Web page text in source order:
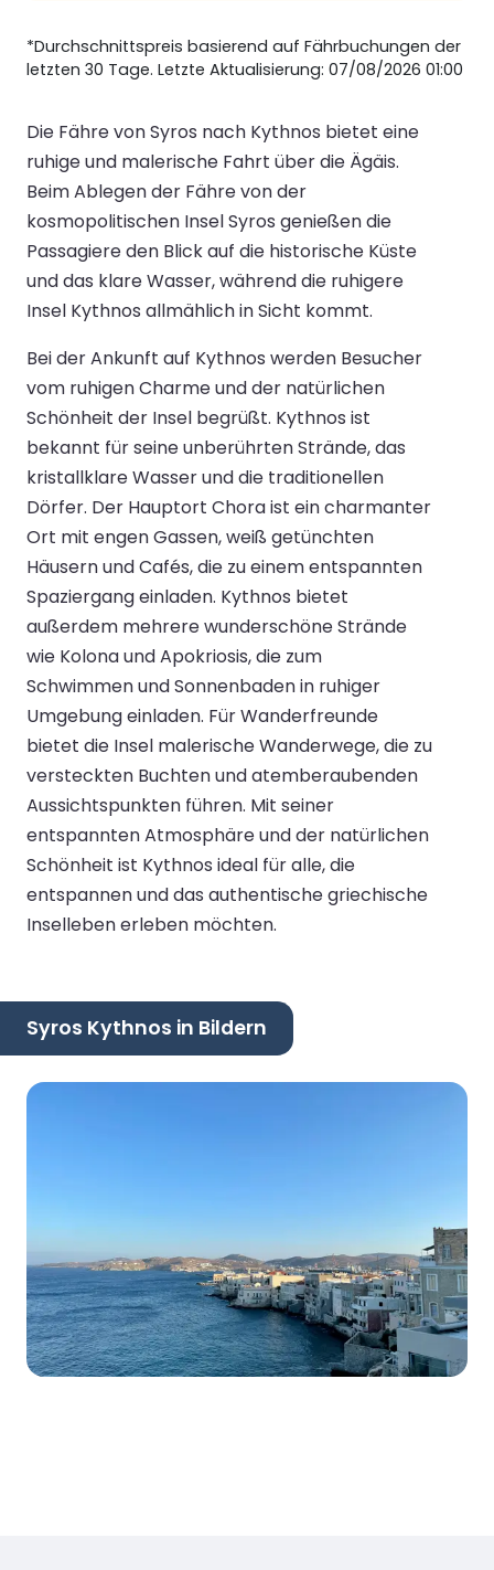
*Durchschnittspreis basierend auf Fährbuchungen der
letzten 30 Tage. Letzte Aktualisierung: 07/08/2026 01:00
Die Fähre von Syros nach Kythnos bietet eine
ruhige und malerische Fahrt über die Ägäis.
Beim Ablegen der Fähre von der
kosmopolitischen Insel Syros genießen die
Passagiere den Blick auf die historische Küste
und das klare Wasser, während die ruhigere
Insel Kythnos allmählich in Sicht kommt.
Bei der Ankunft auf Kythnos werden Besucher
vom ruhigen Charme und der natürlichen
Schönheit der Insel begrüßt. Kythnos ist
bekannt für seine unberührten Strände, das
kristallklare Wasser und die traditionellen
Dörfer. Der Hauptort Chora ist ein charmanter
Ort mit engen Gassen, weiß getünchten
Häusern und Cafés, die zu einem entspannten
Spaziergang einladen. Kythnos bietet
außerdem mehrere wunderschöne Strände
wie Kolona und Apokriosis, die zum
Schwimmen und Sonnenbaden in ruhiger
Umgebung einladen. Für Wanderfreunde
bietet die Insel malerische Wanderwege, die zu
versteckten Buchten und atemberaubenden
Aussichtspunkten führen. Mit seiner
entspannten Atmosphäre und der natürlichen
Schönheit ist Kythnos ideal für alle, die
entspannen und das authentische griechische
Inselleben erleben möchten.
Syros Kythnos in Bildern